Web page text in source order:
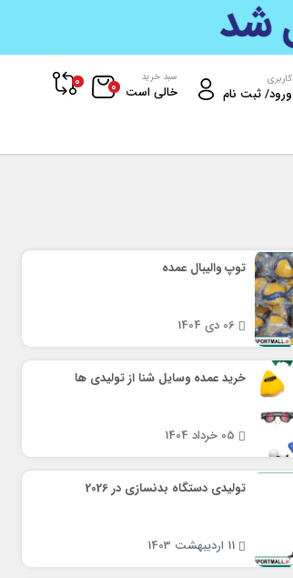
کاربری
ورود/ ثبت نام
سبد خرید
خالی است 0
0
توپ والیبال عمده
06 دی 1404
خرید عمده وسایل شنا از تولیدی ها
05 خرداد 1404
تولیدی دستگاه بدنسازی در 2026
11 اردیبهشت 1403